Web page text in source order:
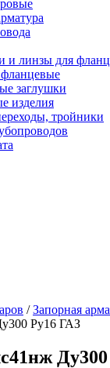
и линзы для
заглушки
изделия
тройники
/Запорная
Ру16 ГАЗ